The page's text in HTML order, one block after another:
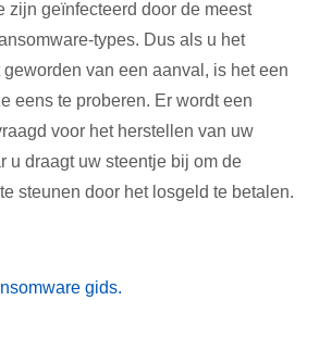
zijn geïnfecteerd door de meest
types. Dus als u het
van een aanval, is het een
eens te proberen. Er wordt een
voor het herstellen van uw
u draagt uw steentje bij om de
steunen door het losgeld te betalen.
gids.